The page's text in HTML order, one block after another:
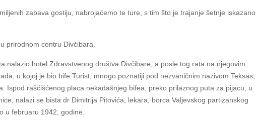
zabava gostiju, nabrojaćemo te ture, s tim što je trajanje šetnje iskazano
prirodnom centru Divčibara.
nalazio hotel Zdravstvenog društva Divčibare, a posle tog rata na njegovim
u kojoj je bio bife Turist, mnogo poznatiji pod nezvaničnim nazivom Teksas,
Ispod raščišćenog placa nekadašnjeg bifea, preko prilaznog puta za pijacu, u
nalazi se bista dr Dimitrija Pitovića, lekara, borca Valjevskog partizanskog
u februaru 1942, godine.